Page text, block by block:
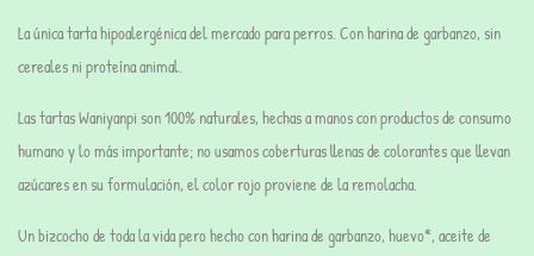
La única tarta hipoalergénica del mercado para perros. Con harina de garbanzo, sin
cereales ni proteína animal.
Lastartas Waniyanpi son 100% naturales, hechas a manos con productos de consumo
humano y lo más importante; no usamos coberturasllenas de colorantes que llevan
azúcares en su formulación, el color rojo proviene de la remolacha.
Un bizcocho de toda la vida pero hecho con harina de garbanzo, huevo*, aceite de